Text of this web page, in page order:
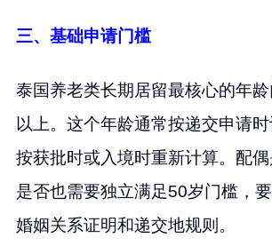
三、基础申请门槛
泰国养老类长期居留最核心的年
以上。这个年龄通常按递交申请
按获批时或入境时重新计算。配偶
是否也需要独立满足50岁门槛，要
婚姻关系证明和递交地规则。